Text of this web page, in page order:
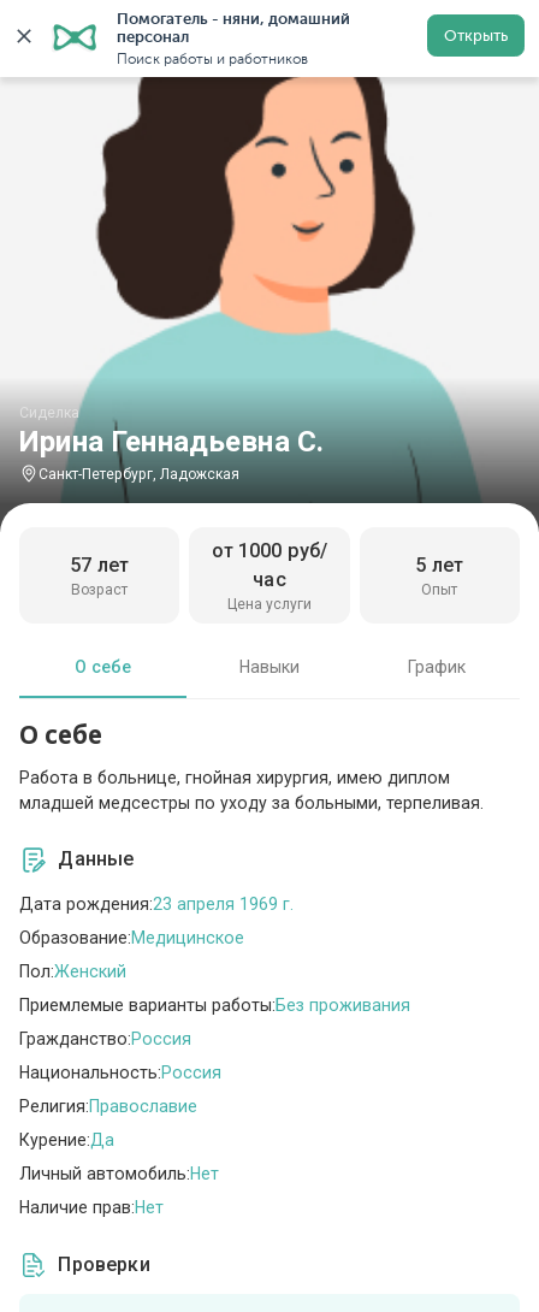
Помогатель - няни, домашний
персонал
Поиск работы и работников
Открыть
Главная Сиделки Сиделки в Санкт-Петербурге
Ирина Геннадьевна С.
Сиделка
Санкт-Петербург, Ладожская
Возраст
57 лет
Цена услуги
от 1000 руб/
час
Опыт
5 лет
О себе Навыки График
О себе
Работа в больнице, гнойная хирургия, имею диплом
младшей медсестры по уходу за больными, терпеливая.
Данные
Дата рождения:23 апреля 1969 г.
Образование:Медицинское
Пол:Женский
Приемлемые варианты работы:Без проживания
Гражданство:Россия
Национальность:Россия
Религия:Православие
Курение:Да
Личный автомобиль:Нет
Наличие прав:Нет
Проверки